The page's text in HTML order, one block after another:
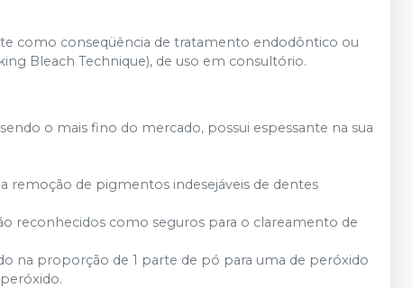
como conseqüência de tratamento endodôntico ou
Bleach Technique), de uso em consultório.
o mais fino do mercado, possui espessante na sua
remoção de pigmentos indesejáveis de dentes
reconhecidos como seguros para o clareamento de
na proporção de 1 parte de pó para uma de peróxido